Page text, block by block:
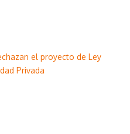
el proyecto de Ley
Privada